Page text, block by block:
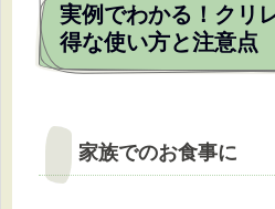
実例でわかる！クリ
得な使い方と注意点
家族でのお食事に